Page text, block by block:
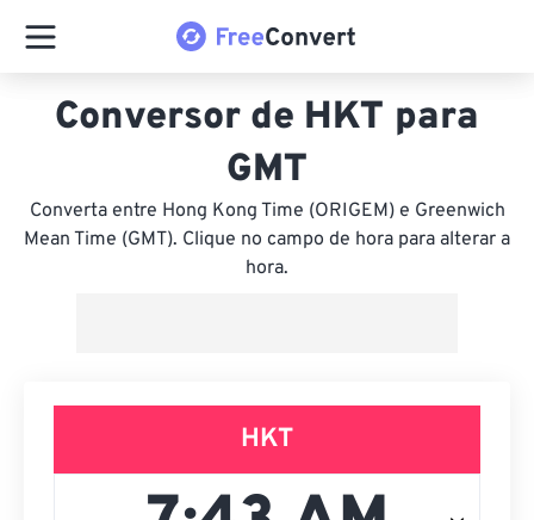
Conversor de HKT para
GMT
Converta entre Hong Kong Time (ORIGEM) e Greenwich
Mean Time (GMT). Clique no campo de hora para alterar a
hora.
HKT